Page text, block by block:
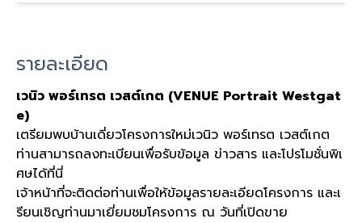
รายละเอียด
เวนิว พอร์เทรต เวสต์เกต (VENUE Portrait Westgat
e)
เตรียมพบบ้านเดี่ยวโครงการใหม่เวนิว พอร์เทรต เวสต์เกต
ท่านสามารถลงทะเบียนเพื่อรับข้อมูล ข่าวสาร และโปรโมชั่นพิเ
ศษได้ที่นี่
เจ้าหน้าที่จะติดต่อท่านเพื่อให้ข้อมูลรายละเอียดโครงการ และเ
รียนเชิญท่านมาเยี่ยมชมโครงการ ณ วันที่เปิดขาย